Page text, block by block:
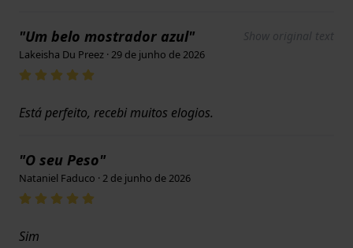
"Um belo mostrador azul" Show original text
Lakeisha Du Preez · 29 de junho de 2026
Está perfeito, recebi muitos elogios.
"O seu Peso"
Nataniel Faduco · 2 de junho de 2026
Sim